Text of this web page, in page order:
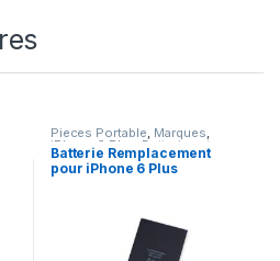
Pieces Portable, Marques,
iPhone 6 Plus Batteries et
chargeurs,Batteries Apple
Batterie Remplacement
pour iPhone 6 Plus